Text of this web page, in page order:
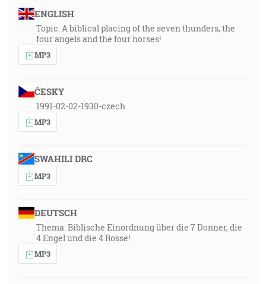
ENGLISH
Topic: A biblical placing of the seven thunders, the
four angels and the four horses!
MP3
ČESKY
1991-02-02-1930-czech
MP3
SWAHILI DRC
MP3
DEUTSCH
Thema: Biblische Einordnung über die 7 Donner, die
4 Engel und die 4 Rosse!
MP3